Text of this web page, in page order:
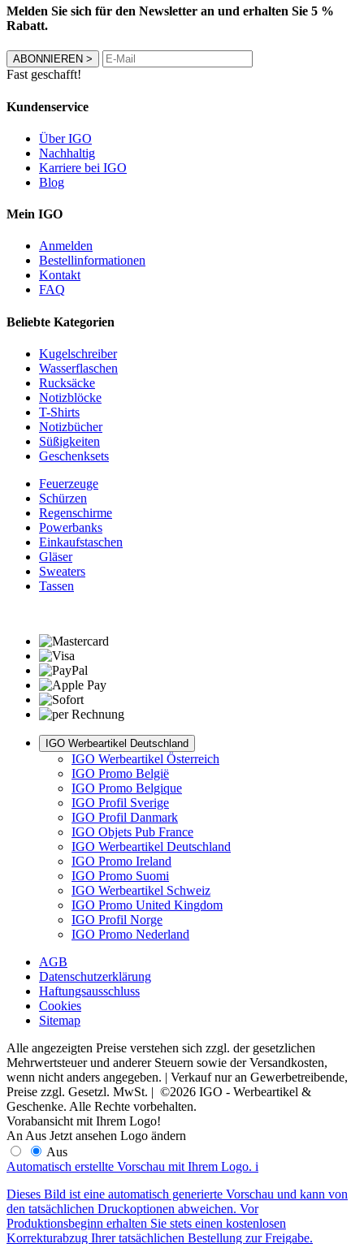
Melden Sie sich für den Newsletter an und erhalten Sie 5 %
Rabatt.
ABONNIEREN >
Fast geschafft!
Kundenservice
Über IGO
Nachhaltig
Karriere bei IGO
Blog
Mein IGO
Anmelden
Bestellinformationen
Kontakt
FAQ
Beliebte Kategorien
Kugelschreiber
Wasserflaschen
Rucksäcke
Notizblöcke
T-Shirts
Notizbücher
Süßigkeiten
Geschenksets
Feuerzeuge
Schürzen
Regenschirme
Powerbanks
Einkaufstaschen
Gläser
Sweaters
Tassen
IGO Werbeartikel Deutschland
IGO Werbeartikel Österreich
IGO Promo België
IGO Promo Belgique
IGO Profil Sverige
IGO Profil Danmark
IGO Objets Pub France
IGO Werbeartikel Deutschland
IGO Promo Ireland
IGO Promo Suomi
IGO Werbeartikel Schweiz
IGO Promo United Kingdom
IGO Profil Norge
IGO Promo Nederland
AGB
Datenschutzerklärung
Haftungsausschluss
Cookies
Sitemap
Alle angezeigten Preise verstehen sich zzgl. der gesetzlichen
Mehrwertsteuer und anderer Steuern sowie der Versandkosten,
wenn nicht anders angegeben. | Verkauf nur an Gewerbetreibende,
Preise zzgl. Gesetzl. MwSt. | ©2026 IGO - Werbeartikel &
Geschenke. Alle Rechte vorbehalten.
Vorabansicht mit Ihrem Logo!
An Aus Jetzt ansehen Logo ändern
Aus
Automatisch erstellte Vorschau mit Ihrem Logo. i
Dieses Bild ist eine automatisch generierte Vorschau und kann von
den tatsächlichen Druckoptionen abweichen. Vor
Produktionsbeginn erhalten Sie stets einen kostenlosen
Korrekturabzug Ihrer tatsächlichen Bestellung zur Freigabe.